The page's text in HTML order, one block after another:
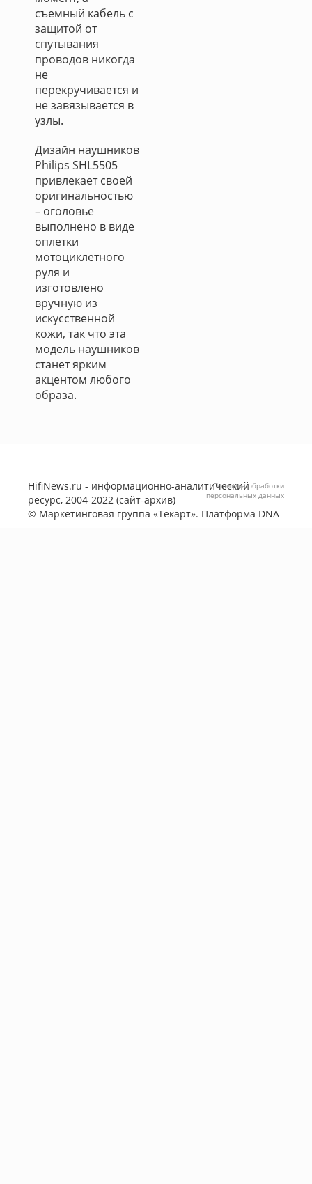
съемный кабель с
защитой от
спутывания
проводов никогда
не
перекручивается и
не завязывается в
узлы.
Дизайн наушников
Philips SHL5505
привлекает своей
оригинальностью
– оголовье
выполнено в виде
оплетки
мотоциклетного
руля и
изготовлено
вручную из
искусственной
кожи, так что эта
модель наушников
станет ярким
акцентом любого
образа.
HifiNews.ru - информационно-аналитический
ресурс, 2004-2022 (сайт-архив)
© Маркетинговая группа «Текарт». Платформа DNA
Политика обработки
персональных данных